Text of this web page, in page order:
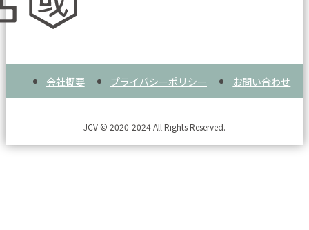
会社概要 プライバシーポリシー お問い合わせ
JCV © 2020-2024 All Rights Reserved.